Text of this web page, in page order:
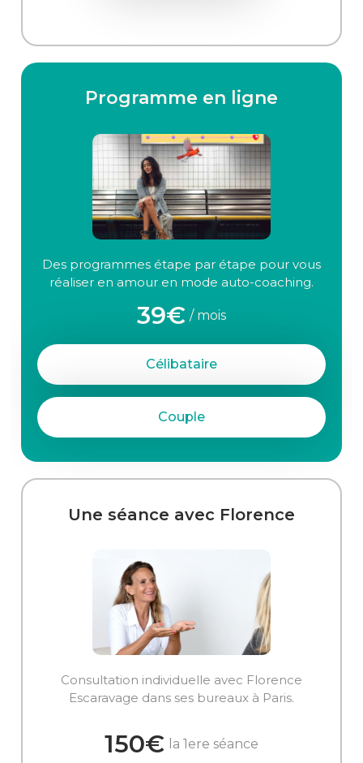
Programme en ligne
Des programmes étape par étape pour vous
réaliser en amour en mode auto-coaching.
39€ / mois
Célibataire
Couple
Une séance avec Florence
Consultation individuelle avec Florence
Escaravage dans ses bureaux à Paris.
150€ la 1ere séance